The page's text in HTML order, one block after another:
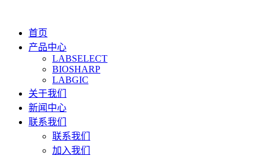
首页
产品中心
LABSELECT
BIOSHARP
LABGIC
关于我们
新闻中心
联系我们
联系我们
加入我们